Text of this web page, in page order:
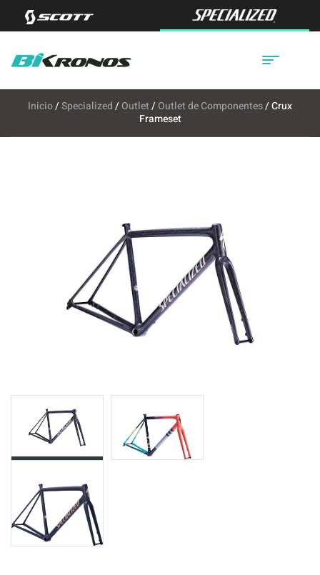
Inicio/Specialized/ Outlet/ Outlet de Componentes/ Crux
Frameset